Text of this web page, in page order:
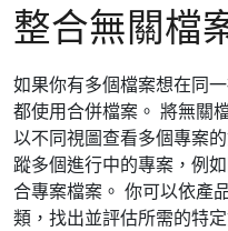
整合無關檔
如果你有多個檔案想在同
都使用合併檔案。 將無關
以不同視圖查看多個專案
蹤多個進行中的專案，例
合專案檔案。 你可以依產
類，找出並評估所需的特